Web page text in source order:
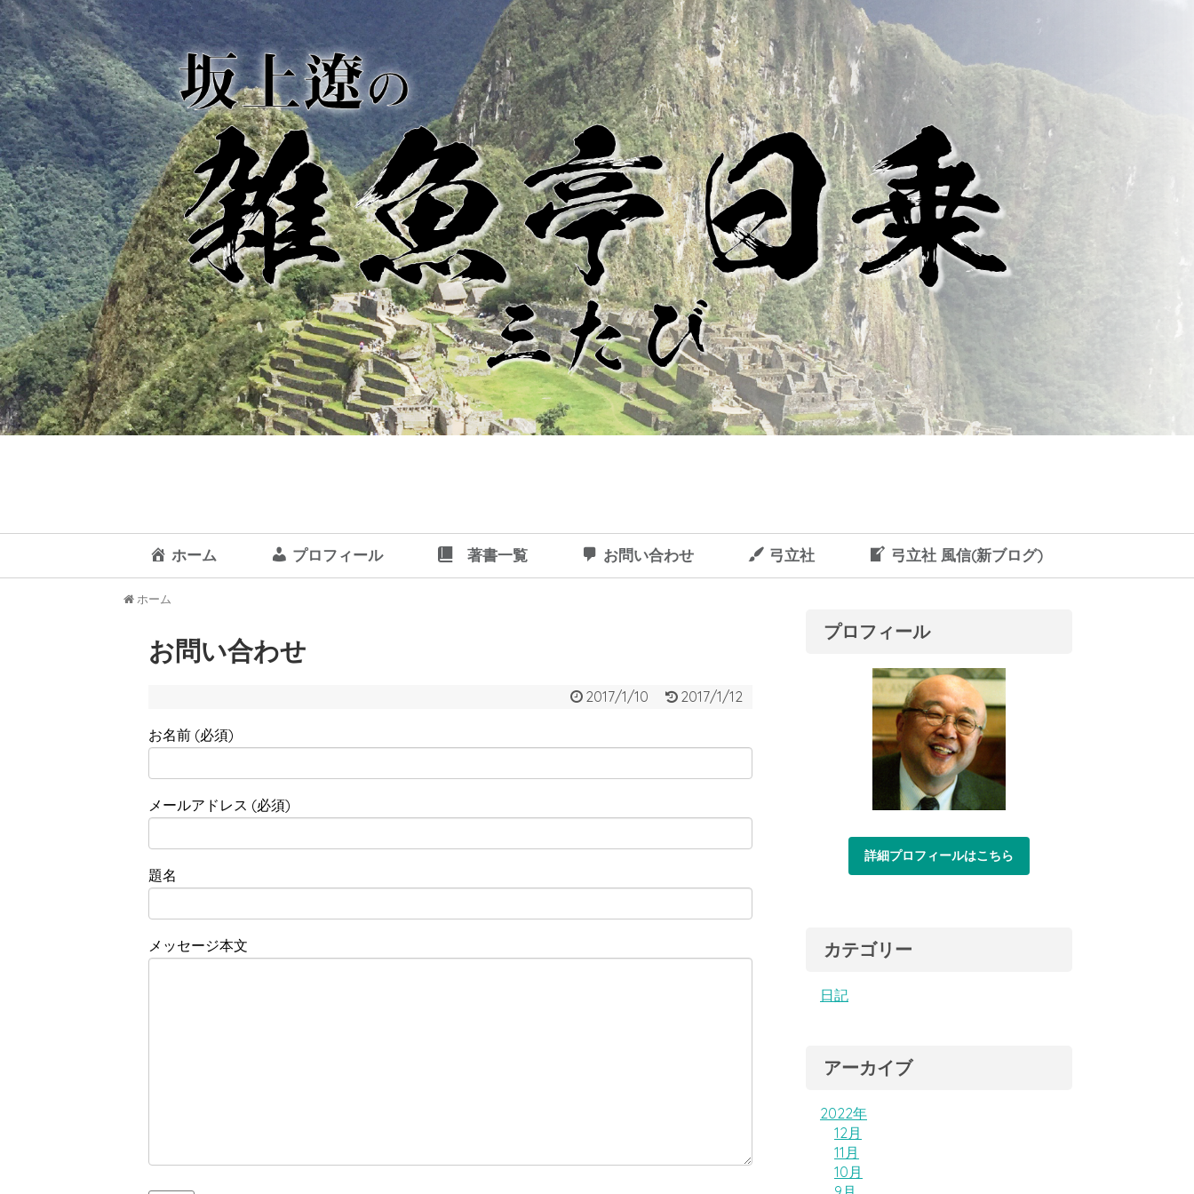
ホーム プロフィール 著書一覧 お問い合わせ 弓立社 弓立社 風信(新ブログ)
ホーム
お問い合わせ
2017/1/10 2017/1/12
お名前 (必須)
メールアドレス (必須)
題名
メッセージ本文
プロフィール
詳細プロフィールはこちら
カテゴリー
日記
アーカイブ
2022年
12月
11月
10月